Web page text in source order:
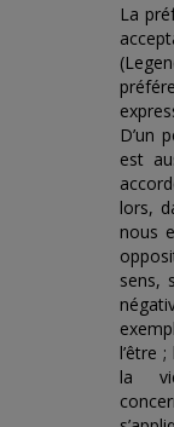
La
D’un
est
lors,
nous
sens,
l’être
la